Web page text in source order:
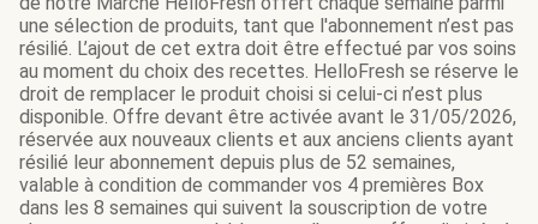
une sélection de produits, tant que l'abonnement n’est pas
résilié. L’ajout de cet extra doit être effectué par vos soins
au moment du choix des recettes. HelloFresh se réserve le
droit de remplacer le produit choisi si celui-ci n’est plus
disponible. Offre devant être activée avant le 31/05/2026,
réservée aux nouveaux clients et aux anciens clients ayant
résilié leur abonnement depuis plus de 52 semaines,
valable à condition de commander vos 4 premières Box
dans les 8 semaines qui suivent la souscription de votre